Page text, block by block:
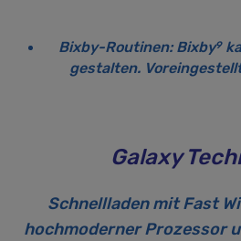
Bixby-Routinen:Bixby9
gestalten.
Galaxy
Schnellladen mit Fast
hochmoderner Prozessor